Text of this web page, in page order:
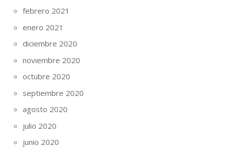
febrero 2021
enero 2021
diciembre 2020
noviembre 2020
octubre 2020
septiembre 2020
agosto 2020
julio 2020
junio 2020